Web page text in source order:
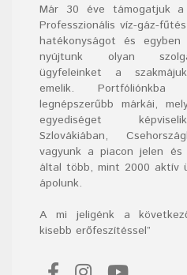
Már 30 éve támogatjuk
Professzionális víz-gáz-
hatékonyságot és
nyújtunk olyan
ügyfeleinket a
emelik.
legnépszerűbb márkái,
egyediséget
Szlovákiában,
vagyunk a piacon jelen
által több, mint 2000 aktív
ápolunk.
A mi jeligénk a
kisebb erőfeszítéssel”